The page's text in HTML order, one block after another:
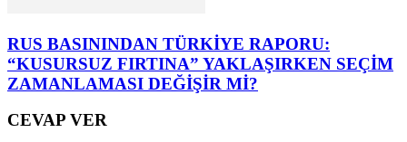
RUS BASININDAN TÜRKİYE RAPORU:
“KUSURSUZ FIRTINA” YAKLAŞIRKEN SEÇİM
ZAMANLAMASI DEĞİŞİR Mİ?
CEVAP VER